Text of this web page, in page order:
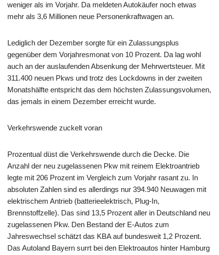
weniger als im Vorjahr. Da meldeten Autokäufer noch etwas
mehr als 3,6 Millionen neue Personenkraftwagen an.
Lediglich der Dezember sorgte für ein Zulassungsplus
gegenüber dem Vorjahresmonat von 10 Prozent. Da lag wohl
auch an der auslaufenden Absenkung der Mehrwertsteuer. Mit
311.400 neuen Pkws und trotz des Lockdowns in der zweiten
Monatshälfte entspricht das dem höchsten Zulassungsvolumen,
das jemals in einem Dezember erreicht wurde.
Verkehrswende zuckelt voran
Prozentual düst die Verkehrswende durch die Decke. Die
Anzahl der neu zugelassenen Pkw mit reinem Elektroantrieb
legte mit 206 Prozent im Vergleich zum Vorjahr rasant zu. In
absoluten Zahlen sind es allerdings nur 394.940 Neuwagen mit
elektrischem Antrieb (batterieelektrisch, Plug-In,
Brennstoffzelle). Das sind 13,5 Prozent aller in Deutschland neu
zugelassenen Pkw. Den Bestand der E-Autos zum
Jahreswechsel schätzt das KBA auf bundesweit 1,2 Prozent.
Das Autoland Bayern surrt bei den Elektroautos hinter Hamburg